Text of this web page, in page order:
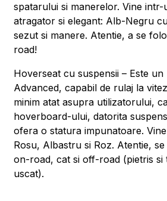
spatarului si manerelor. Vine
atragator si elegant: Alb-Negru
sezut si manere. Atentie, a se
road!
Hoverseat cu suspensii – Este
Advanced, capabil de rulaj la
minim atat asupra utilizatorului,
hoverboard-ului, datorita
ofera o statura impunatoare.
Rosu, Albastru si Roz. Atentie,
on-road, cat si off-road (pietris si
uscat).